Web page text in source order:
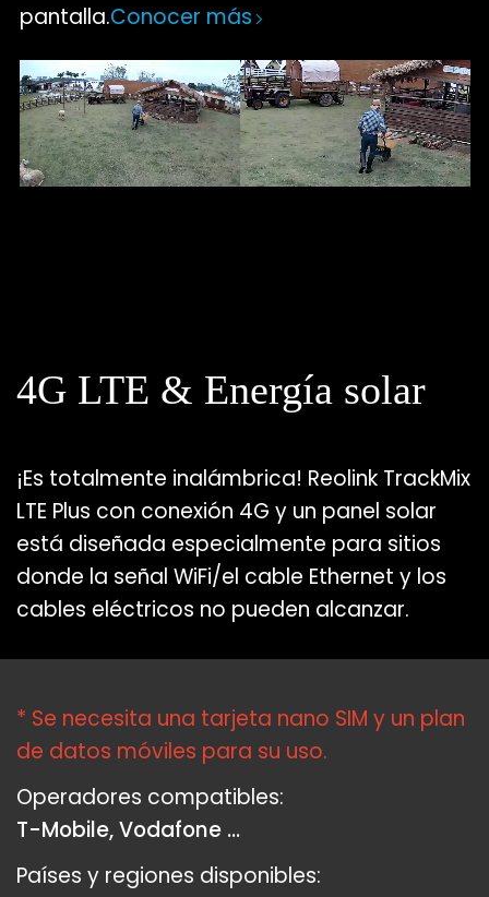
pantalla.Conocer más
4G LTE & Energía solar
¡Es totalmente inalámbrica! Reolink TrackMix
LTE Plus con conexión 4G y un panel solar
está diseñada especialmente para sitios
donde la señal WiFi/el cable Ethernet y los
cables eléctricos no pueden alcanzar.
* Se necesita una tarjeta nano SIM y un plan
de datos móviles para su uso.
Operadores compatibles:
T-Mobile, Vodafone ...
Países y regiones disponibles: